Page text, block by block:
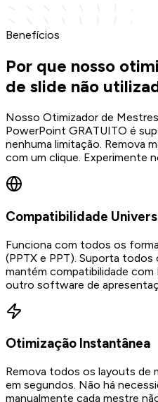
Benefícios
Por que nosso
de slide não
Nosso Otimizador de
PowerPoint GRATUITO é
nenhuma limitação. Remova
com um clique. Experimente
Compatibilidade
Funciona com todos os
(PPTX e PPT). Suporta
mantém compatibilidade
outro software de
Otimização Instantânea
Remova todos os layouts de
em segundos. Não há
manualmente cada mestre